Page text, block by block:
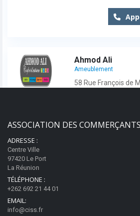
Ahmod Ali
Ameublement
58 Rue François de
ASSOCIATION DES
ADRESSE :
Centre Ville
97420 Le Port
La Réunion
TÉLÉPHONE :
+262 692 21 44 01
EMAIL:
info@ciss.fr